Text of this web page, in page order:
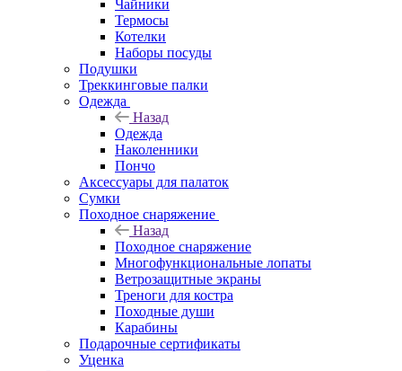
Чайники
Термосы
Котелки
Наборы посуды
Подушки
Треккинговые палки
Одежда
Назад
Одежда
Наколенники
Пончо
Аксессуары для палаток
Сумки
Походное снаряжение
Назад
Походное снаряжение
Многофункциональные лопаты
Ветрозащитные экраны
Треноги для костра
Походные души
Карабины
Подарочные сертификаты
Уценка